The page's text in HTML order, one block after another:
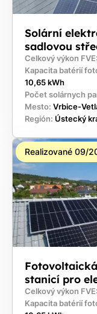
Solární
sadlovou
Celkový výkon FVE:
Kapacita batérií
10,65 kWh
Počet solárnych
Mesto: Vrbice-
Región: Ústecký
Realizované 09/
stanicí pro
Celkový výkon FVE:
Kapacita batérií